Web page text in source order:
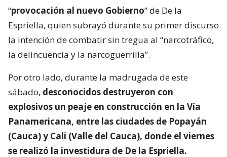
“provocación al nuevo Gobierno” de De la
Espriella, quien subrayó durante su primer discurso
la intención de combatir sin tregua al “narcotráfico,
la delincuencia y la narcoguerrilla”.
Por otro lado, durante la madrugada de este
sábado, desconocidos destruyeron con
explosivos un peaje en construcción en la Vía
Panamericana, entre las ciudades de Popayán
(Cauca) y Cali (Valle del Cauca), donde el viernes
se realizó la investidura de De la Espriella.